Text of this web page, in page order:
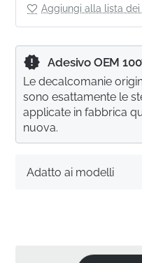
Aggiungi alla lista dei
Adatto ai modelli
Adesivo OEM
Le decalcomanie
sono esattamente le
applicate in fabbrica
nuova.